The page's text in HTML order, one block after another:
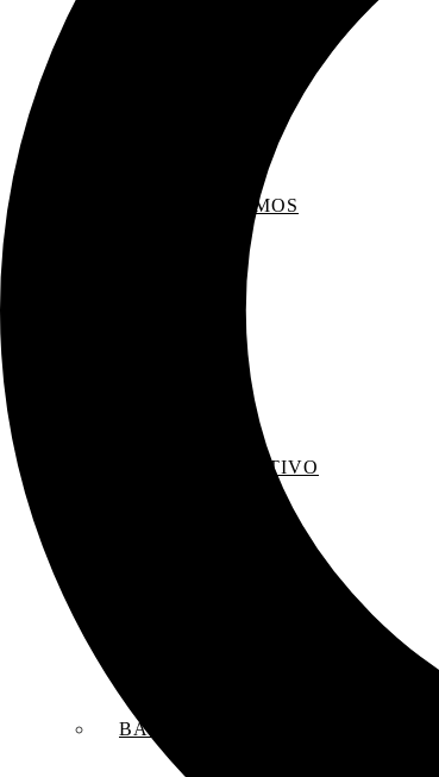
RECOMENDAMOS
EL SACO CREATIVO
BANDAS SONORAS ORIGINALES